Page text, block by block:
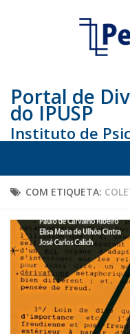
Portal de
do IPUSP
Instituto de
Home
Educação
Arte e Cultura
Bio
Saúde
COM ETIQUETA: